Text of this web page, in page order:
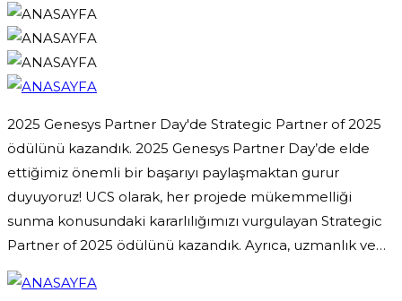
2025 Genesys Partner Day'de Strategic Partner of 2025
ödülünü kazandık. 2025 Genesys Partner Day’de elde
ettiğimiz önemli bir başarıyı paylaşmaktan gurur
duyuyoruz! UCS olarak, her projede mükemmelliği
sunma konusundaki kararlılığımızı vurgulayan Strategic
Partner of 2025 ödülünü kazandık. Ayrıca, uzmanlık ve…